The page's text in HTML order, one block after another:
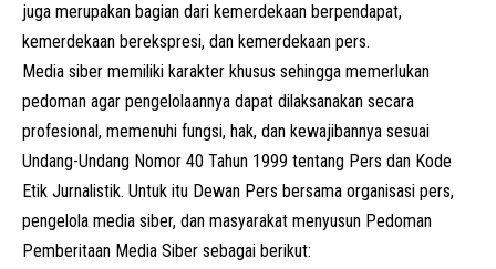
juga merupakan bagian dari kemerdekaan berpendapat,
kemerdekaan berekspresi, dan kemerdekaan pers.
Media siber memiliki karakter khusus sehingga memerlukan
pedoman agar pengelolaannya dapat dilaksanakan secara
profesional, memenuhi fungsi, hak, dan kewajibannya sesuai
Undang-Undang Nomor 40 Tahun 1999 tentang Pers dan Kode
Etik Jurnalistik. Untuk itu Dewan Pers bersama organisasi pers,
pengelola media siber, dan masyarakat menyusun Pedoman
Pemberitaan Media Siber sebagai berikut: